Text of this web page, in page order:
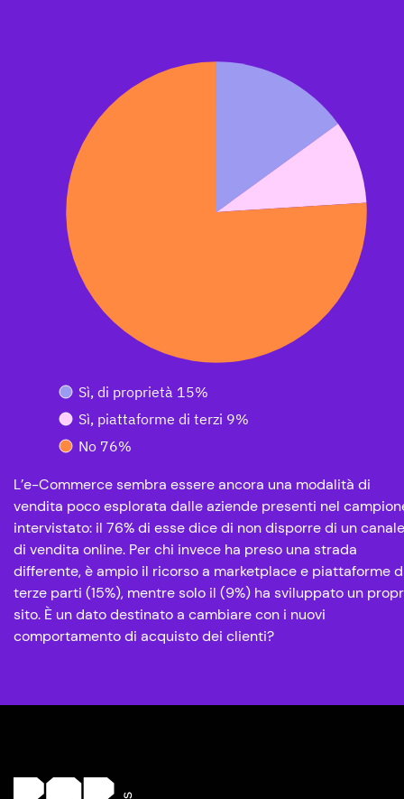
L’e-Commerce sembra essere ancora una modalità di
vendita poco esplorata dalle aziende presenti nel
intervistato: il 76% di esse dice di non disporre di un canale
di vendita online. Per chi invece ha preso una strada
differente, è ampio il ricorso a marketplace e piattaforme
terze parti (15%), mentre solo il (9%) ha sviluppato un
sito. È un dato destinato a cambiare con i nuovi
comportamento di acquisto dei clienti?
Sì, di proprietà 15%
Sì, piattaforme di terzi 9%
No 76%